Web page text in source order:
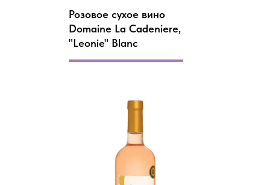
Розовое сухое вино
Domaine La Cadeniere,
"Leonie" Blanc